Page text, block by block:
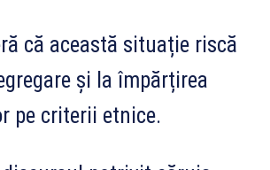
că această situație riscă
și la împărțirea
pe criterii etnice.